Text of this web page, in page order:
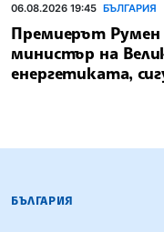
06.08.2026 19:45 БЪЛГАРИЯ
Премиерът Румен
министър на
енергетиката,
БЪЛГАРСКА
БЪЛГАРИЯ